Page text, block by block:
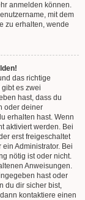
anmelden können.
mit dem
zu erhalten, wende
das richtige
es zwei
hast, dass du
oder deiner
erhalten hast. Wenn
aktiviert werden. Bei
erst freigeschaltet
Administrator. Bei
nötig ist oder nicht.
Anweisungen.
hast oder
du dir sicher bist,
kontaktiere einen